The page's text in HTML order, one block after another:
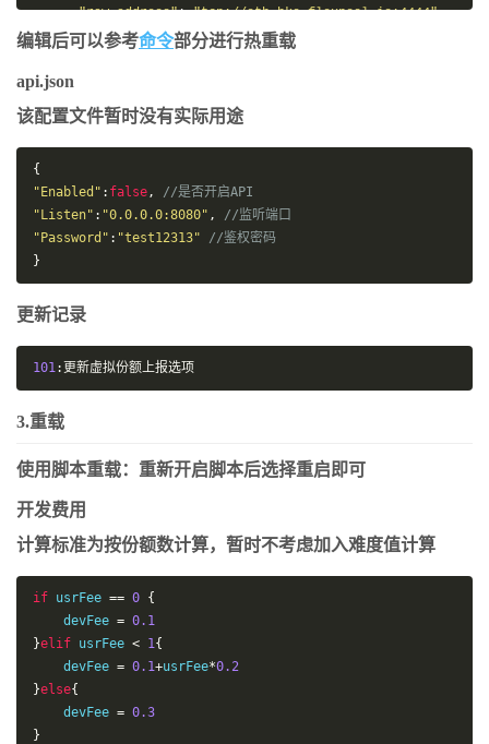
"raw_address": "tcp://eth-hke.flexpool.io:4444",
"user_name": "
"tls_proxy": false
}]
编辑后可以参考命令部分进行热重载
api.json
该配置文件暂时没有实际用途
{
"Enabled" : false,
//是否开启API
"Listen" : "0.0.0.0:8080" ,
//监听端口
"Password" : "test12313"
//鉴权密码
}
更新记录
101:更新虚拟份额上报选项
3.重载
使用脚本重载：重新开启脚本后选择重启即可
开发费用
计算标准为按份额数计算，暂时不考虑加入难度值计算
if usrFee == 0 {
    devFee
= 0.1
}elif usrFee < 1{
    devFee
= 0.1+usrFee*0.2
}else{
    devFee
= 0.3
}